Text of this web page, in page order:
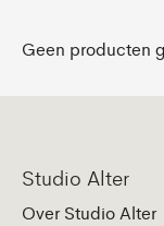
Geen producten
Studio Alter
Over Studio Alter